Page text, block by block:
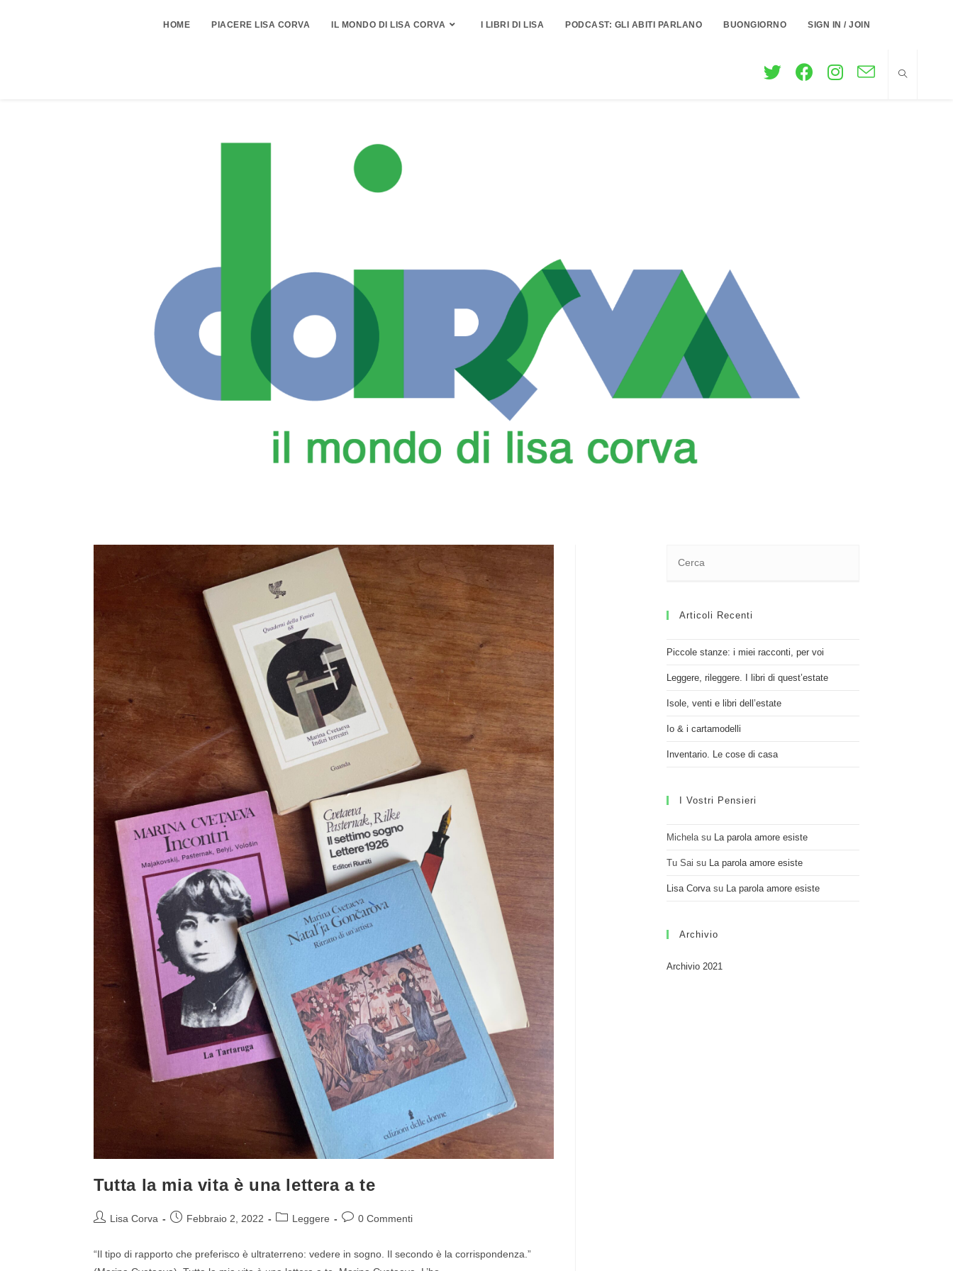
HOME PIACERE LISA CORVA IL MONDO DI LISA CORVA I LIBRI DI LISA PODCAST: GLI ABITI PARLANO BUONGIORNO SIGN IN / JOIN
Tutta la mia vita è una lettera a te
Lisa Corva Febbraio 2, 2022 Leggere 0 Commenti
“Il tipo di rapporto che preferisco è ultraterreno: vedere in sogno. Il secondo è la corrispondenza.”
Articoli Recenti
Piccole stanze: i miei racconti, per voi
Leggere, rileggere. I libri di quest’estate
Isole, venti e libri dell’estate
Io & i cartamodelli
Inventario. Le cose di casa
I Vostri Pensieri
Michelasu La parola amore esiste
Tu Sai su La parola amore esiste
Lisa Corvasu La parola amore esiste
Archivio
Archivio 2021